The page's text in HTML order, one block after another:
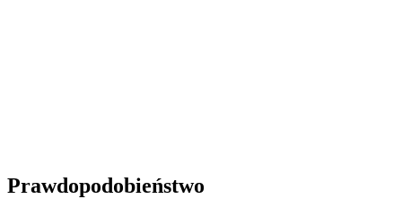
Prawdopodobieństwo